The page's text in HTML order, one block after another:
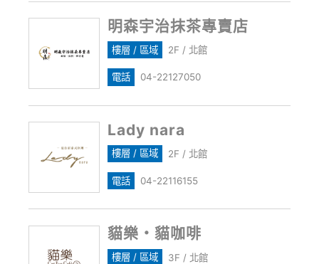
明森宇治抹茶專賣店
樓層 / 區域 2F / 北館
電話 04-22127050
Lady nara
樓層 / 區域 2F / 北館
電話 04-22116155
貓樂・貓咖啡
樓層 / 區域 3F / 北館